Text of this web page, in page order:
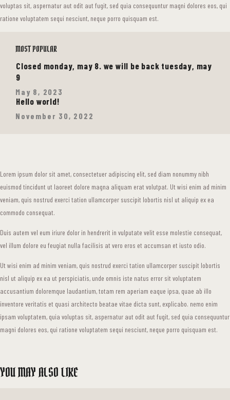
voluptas sit, aspernatur aut odit aut fugit, sed quia consequuntur magni dolores eos, qui
ratione voluptatem sequi nesciunt, neque porro quisquam est.
MOST POPULAR
Closed monday, may 8. we will be back tuesday, may
9
May 8, 2023
Hello world!
November 30, 2022
Lorem ipsum dolor sit amet, consectetuer adipiscing elit, sed diam nonummy nibh
euismod tincidunt ut laoreet dolore magna aliquam erat volutpat. Ut wisi enim ad minim
veniam, quis nostrud exerci tation ullamcorper suscipit lobortis nisl ut aliquip ex ea
commodo consequat.
Duis autem vel eum iriure dolor in hendrerit in vulputate velit esse molestie consequat,
vel illum dolore eu feugiat nulla facilisis at vero eros et accumsan et iusto odio.
Ut wisi enim ad minim veniam, quis nostrud exerci tation ullamcorper suscipit lobortis
nisl ut aliquip ex ea ut perspiciatis, unde omnis iste natus error sit voluptatem
accusantium doloremque laudantium, totam rem aperiam eaque ipsa, quae ab illo
inventore veritatis et quasi architecto beatae vitae dicta sunt, explicabo. nemo enim
ipsam voluptatem, quia voluptas sit, aspernatur aut odit aut fugit, sed quia consequuntur
magni dolores eos, qui ratione voluptatem sequi nesciunt, neque porro quisquam est.
YOU MAY ALSO LIKE